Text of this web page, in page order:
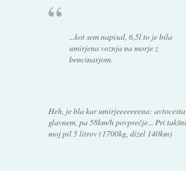
...kot sem napisal, 6,5l to je bila
umirjena voznja na morje z
bencinarjom.
Heh, je bla kar umirjeeeeeeena:
glavnem, pa 58km/h povprečje... Pri
moj pil 5 litrov (1700kg, dizel 140km)